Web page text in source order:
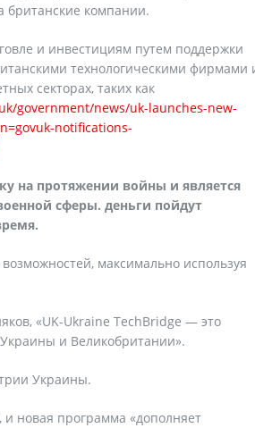
британские компании.
и инвестициям путем поддержки
технологическими фирмами
секторах, таких как
government/news/uk-launches-new-
notifications-
на протяжении войны и является
сферы. деньги пойдут
максимально используя
«UK-Ukraine TechBridge — это
и Великобритании».
Украины.
новая программа «дополняет